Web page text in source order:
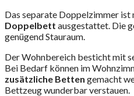
Das separate Doppelzimmer ist
Doppelbett ausgestattet. Die
genügend Stauraum.
Der Wohnbereich besticht mit
Bei Bedarf können im
zusätzliche Betten gemacht
Bettzeug wunderbar verstauen.